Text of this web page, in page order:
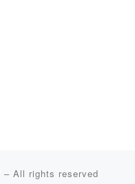
– All rights reserved